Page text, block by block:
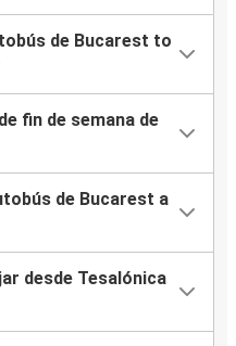
de Bucarest to
fin de semana de
de Bucarest a
desde Tesalónica